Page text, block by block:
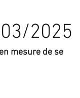
2025
mesure de se